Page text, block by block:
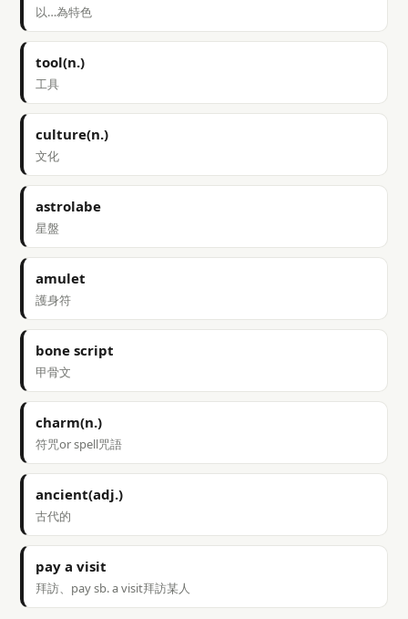
以…為特色
tool(n.)
工具
culture(n.)
文化
astrolabe
星盤
amulet
護身符
bone script
甲骨文
charm(n.)
符咒or spell咒語
ancient(adj.)
古代的
pay a visit
拜訪、pay sb. a visit拜訪某人